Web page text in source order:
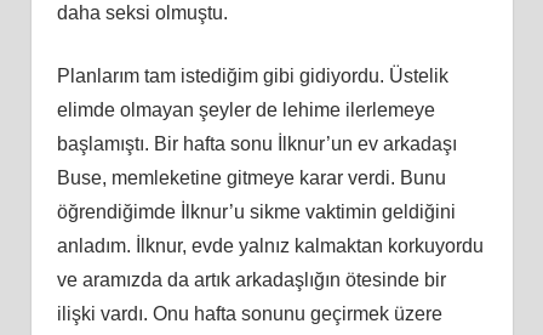
daha seksi olmuştu.
Planlarım tam istediğim gibi gidiyordu. Üstelik
elimde olmayan şeyler de lehime ilerlemeye
başlamıştı. Bir hafta sonu İlknur’un ev arkadaşı
Buse, memleketine gitmeye karar verdi. Bunu
öğrendiğimde İlknur’u sikme vaktimin geldiğini
anladım. İlknur, evde yalnız kalmaktan korkuyordu
ve aramızda da artık arkadaşlığın ötesinde bir
ilişki vardı. Onu hafta sonunu geçirmek üzere